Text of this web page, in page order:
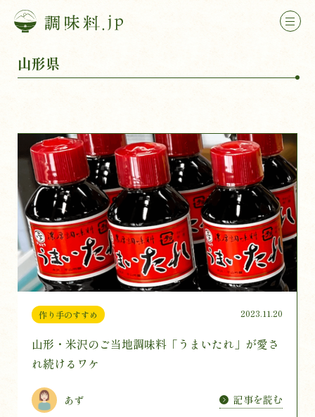
山形県
作り手のすすめ 2023.11.20
山形・米沢のご当地調味料「うまいたれ」が愛さ
れ続けるワケ
あず 記事を読む